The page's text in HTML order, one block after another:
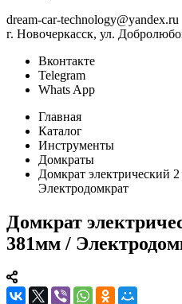
dream-car-technology@yandex.ru
г. Новочеркасск, ул.
Вконтакте
Telegram
Whats App
Главная
Каталог
Инструменты
Домкраты
Домкрат электрический
Электродомкрат
Домкрат
381мм /